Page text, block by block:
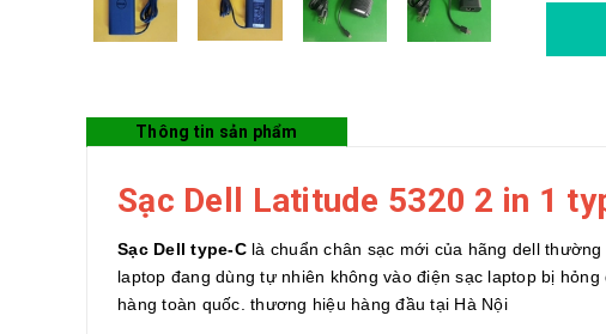
Thông tin sản phẩm
Sạc Dell Latitude 5320 2 in 1
Sạc Dell type-C là chuẩn chân sạc mới của hãng dell
laptop đang dùng tự nhiên không vào điện sạc laptop bị
hàng toàn quốc. thương hiệu hàng đầu tại Hà Nội